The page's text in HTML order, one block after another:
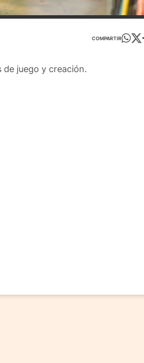
COMPARTIR
de juego y creación.